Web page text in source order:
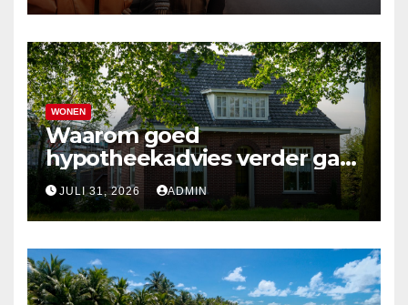
WONEN
Waarom goed
hypotheekadvies verder gaat
dan alleen cijfers
JULI 31, 2026 ADMIN